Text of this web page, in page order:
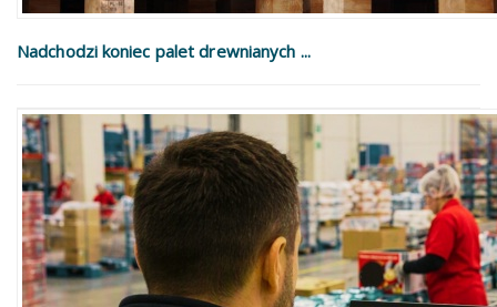
Nadchodzi koniec palet drewnianych ...